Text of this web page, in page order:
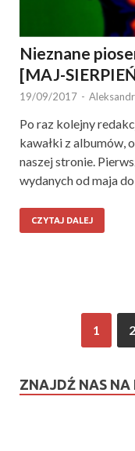
Nieznane
[MAJ-
19/09/2017 -
Po raz kolejny
kawałki z albumów,
naszej stronie.
wydanych od maja
CZYTAJ DALEJ
1 2
ZNAJDŹ NAS NA